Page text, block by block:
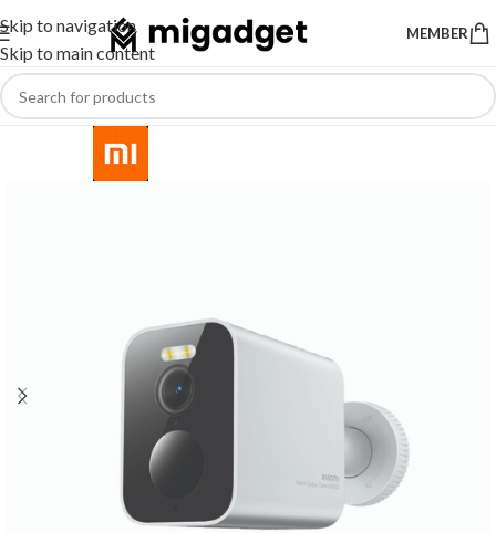
Skip to navigation
Skip to main content
MEMBER